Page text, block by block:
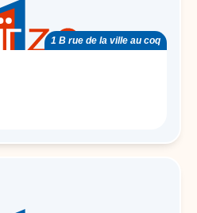
1 B rue de la ville au coq